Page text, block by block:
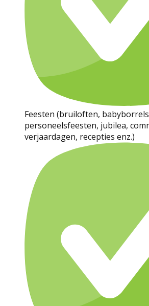
Feesten (bruiloften,
personeelsfeesten, jubilea,
verjaardagen, recepties enz.)